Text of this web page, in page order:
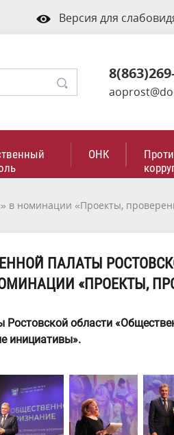
Версия для
ОНК
в номинации «Проекты,
ПАЛАТЫ
«ПРОЕКТЫ,
области
инициативы».